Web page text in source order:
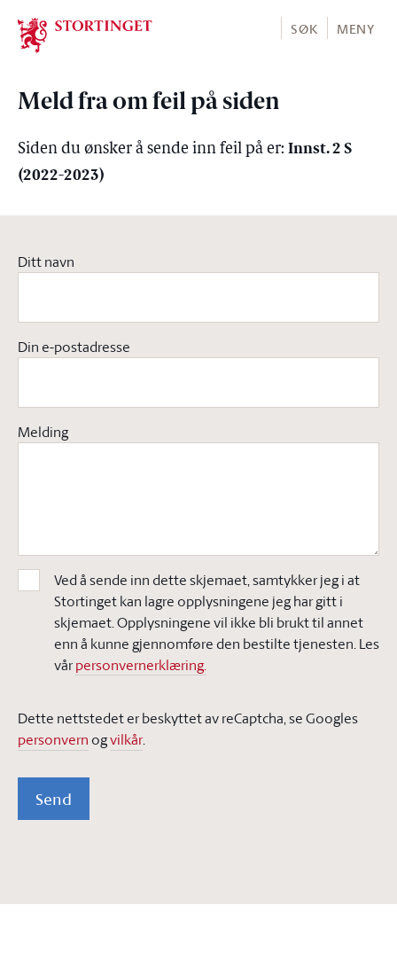
Stortinget.no
SØK MENY
Meld fra om feil på siden
Siden du ønsker å sende inn feil på er: Innst. 2 S
(2022-2023)
Ditt navn
Din e-postadresse
Melding
Ved å sende inn dette skjemaet, samtykker jeg i at
Stortinget kan lagre opplysningene jeg har gitt i
skjemaet. Opplysningene vil ikke bli brukt til annet
enn å kunne gjennomføre den bestilte tjenesten. Les
vårpersonvernerklæring.
Dette nettstedet er beskyttet av reCaptcha, se Googles
personvern ogvilkår.
Send